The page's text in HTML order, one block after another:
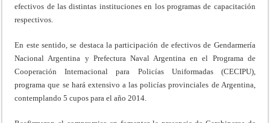
efectivos de las distintas instituciones en los programas de capacitación
respectivos.
En este sentido, se destaca la participación de efectivos de Gendarmería
Nacional Argentina y Prefectura Naval Argentina en el Programa de
Cooperación Internacional para Policías Uniformadas (CECIPU),
programa que se hará extensivo a las policías provinciales de Argentina,
contemplando 5 cupos para el año 2014.